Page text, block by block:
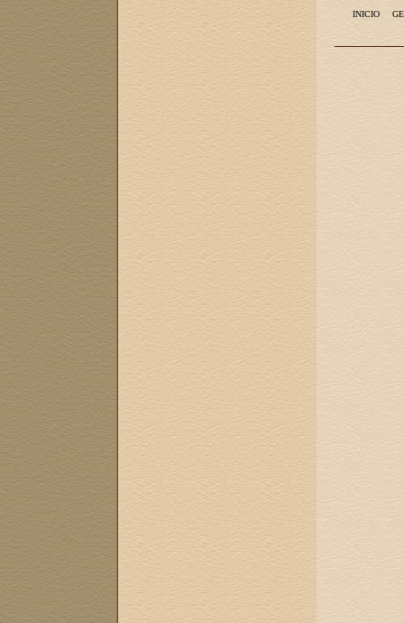
INICIO